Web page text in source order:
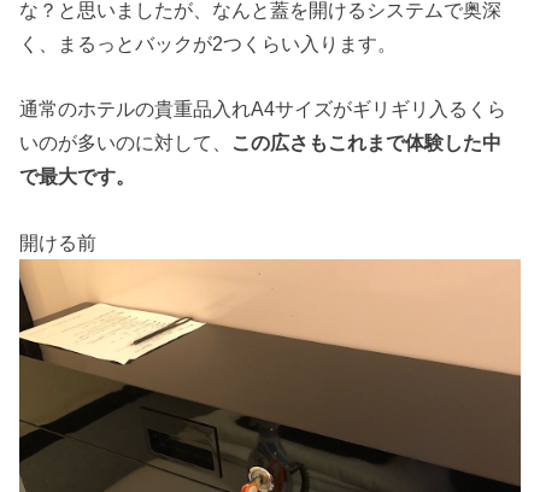
な？と思いましたが、なんと蓋を開けるシステムで奥深
く、まるっとバックが2つくらい入ります。
通常のホテルの貴重品入れA4サイズがギリギリ入るくら
いのが多いのに対して、 この広さもこれまで体験した中
で最大です。
開ける前